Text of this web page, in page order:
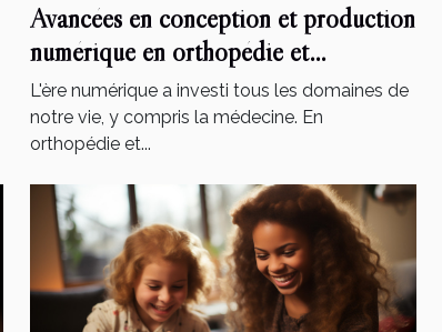
Avancées en conception et production
numérique en orthopédie et
podologie
L'ère numérique a investi tous les domaines de
notre vie, y compris la médecine. En
orthopédie et...